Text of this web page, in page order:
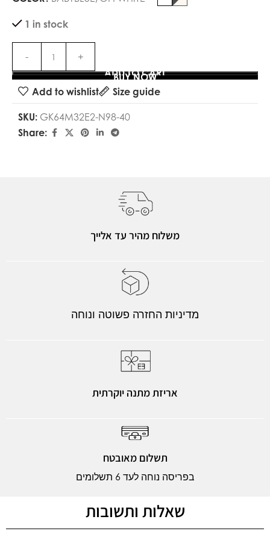
1 in stock
ADD TO CART
BUY NOW
Add to wishlist
Size guide
SKU: GK64M32E2-N98-40
Share:
משלוח מהיר עד אלייך
מדיניות החזרה פשוטה ונוחה
אריזת מתנה יוקרתית
תשלום מאובטח
בפריסה נוחה לעד 6 תשלומים
שאלות ותשובות